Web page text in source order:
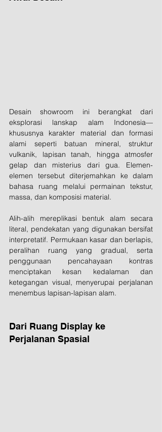
Desain showroom ini berangkat dari
eksplorasi lanskap alam Indonesia—
khususnya karakter material dan formasi
alami seperti batuan mineral, struktur
vulkanik, lapisan tanah, hingga atmosfer
gelap dan misterius dari gua. Elemen-
elemen tersebut diterjemahkan ke dalam
bahasa ruang melalui permainan tekstur,
massa, dan komposisi material.
Alih-alih mereplikasi bentuk alam secara
literal, pendekatan yang digunakan bersifat
interpretatif. Permukaan kasar dan berlapis,
peralihan ruang yang gradual, serta
penggunaan pencahayaan kontras
menciptakan kesan kedalaman dan
ketegangan visual, menyerupai perjalanan
menembus lapisan-lapisan alam.
Dari Ruang Display ke
Perjalanan Spasial